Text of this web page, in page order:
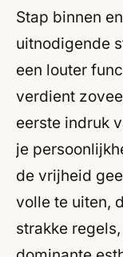
Stap binnen
uitnodigende
een louter
verdient
eerste indruk
je
de vrijheid
volle te uiten,
strakke